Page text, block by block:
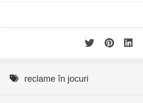
reclame în jocuri